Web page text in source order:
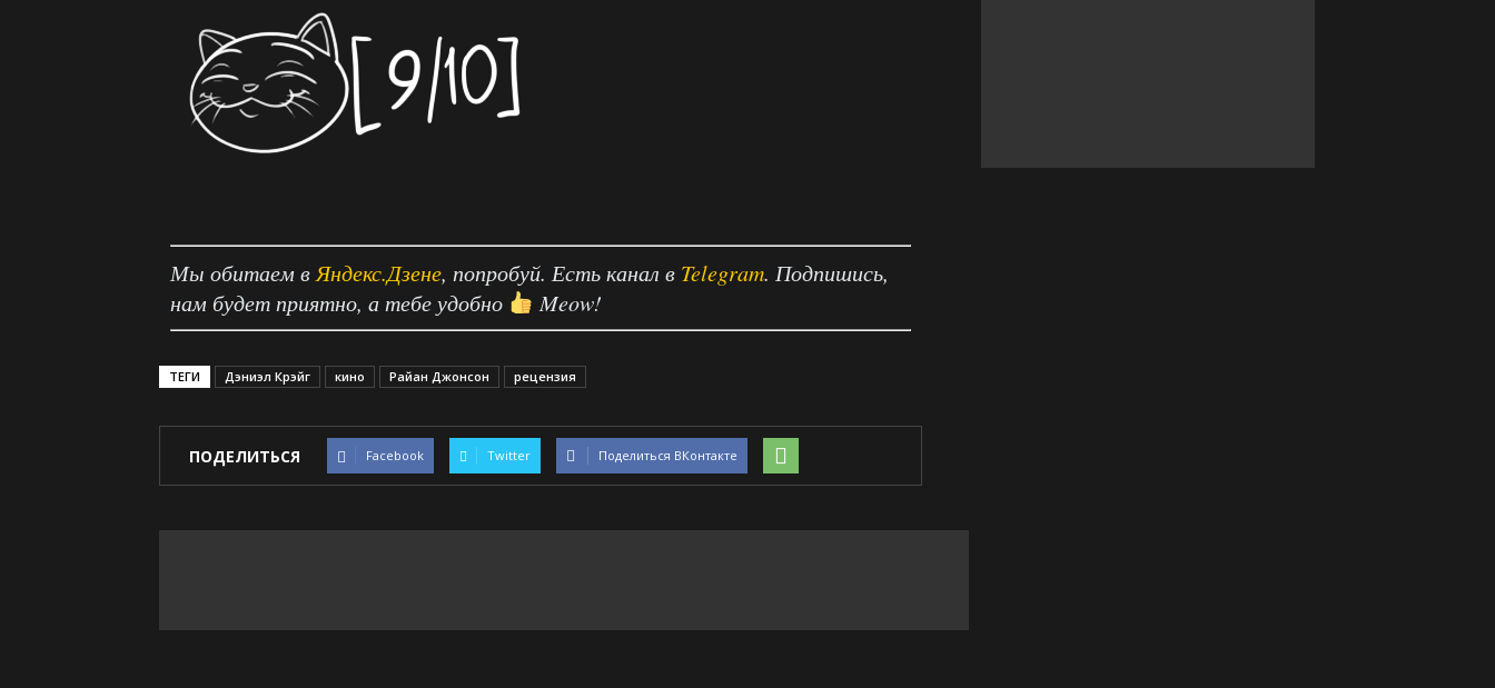
Мы обитаем в Яндекс.Дзене, попробуй. Есть канал в Telegram. Подпишись,
нам будет приятно, а тебе удобно
Meow!
ТЕГИ Дэниэл Крэйг кино Райан Джонсон рецензия
ПОДЕЛИТЬСЯ Facebook Twitter Поделиться ВКонтакте